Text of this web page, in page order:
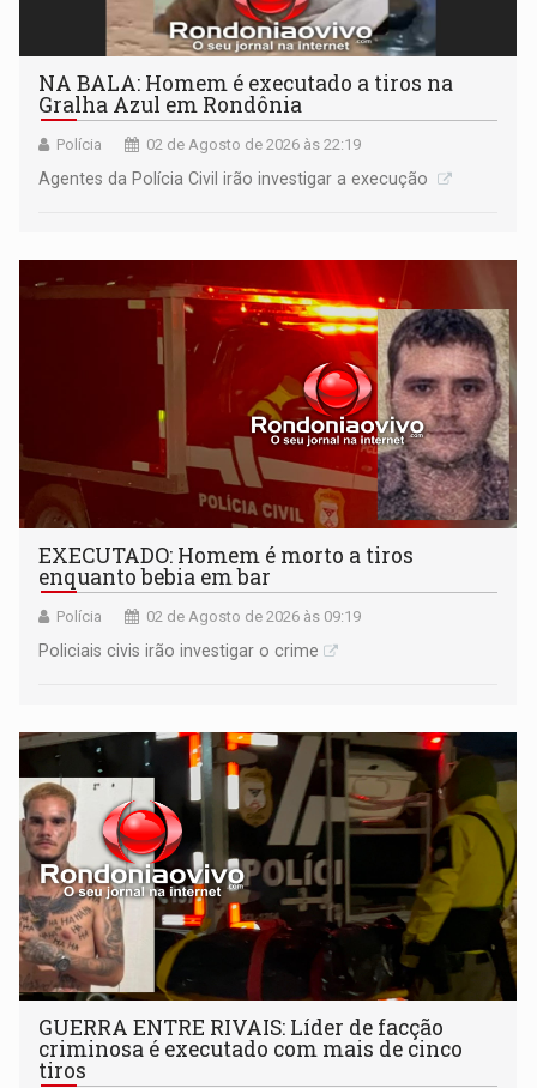
NA BALA: Homem é executado a tiros na
Gralha Azul em Rondônia
Polícia 02 de Agosto de 2026 às 22:19
Agentes da Polícia Civil irão investigar a execução
EXECUTADO: Homem é morto a tiros
enquanto bebia em bar
Polícia 02 de Agosto de 2026 às 09:19
Policiais civis irão investigar o crime
GUERRA ENTRE RIVAIS: Líder de facção
criminosa é executado com mais de cinco
tiros